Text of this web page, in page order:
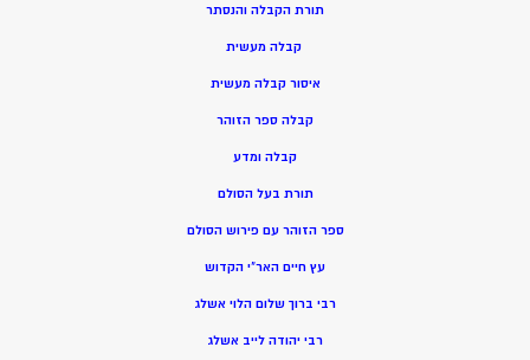
תורת הקבלה והנסתר
קבלה מעשית
איסור קבלה מעשית
קבלה ספר הזוהר
קבלה ומדע
תורת בעל הסולם
ספר הזוהר עם פירוש הסולם
עץ חיים האר”י הקדוש
רבי ברוך שלום הלוי אשלג
רבי יהודה לייב אשלג